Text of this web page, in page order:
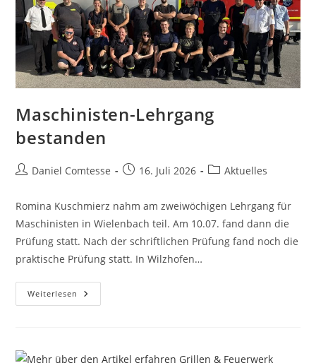
Maschinisten-Lehrgang
bestanden
Beitrags-
Daniel Comtesse
Beitrag16. Juli 2026
Beitrags-
Aktuelles
Romina Kuschmierz nahm am zweiwöchigen Lehrgang für
Maschinisten in Wielenbach teil. Am 10.07. fand dann die
Prüfung statt. Nach der schriftlichen Prüfung fand noch die
praktische Prüfung statt. In Wilzhofen…
Weiterlesen Maschinisten-
Lehrgang